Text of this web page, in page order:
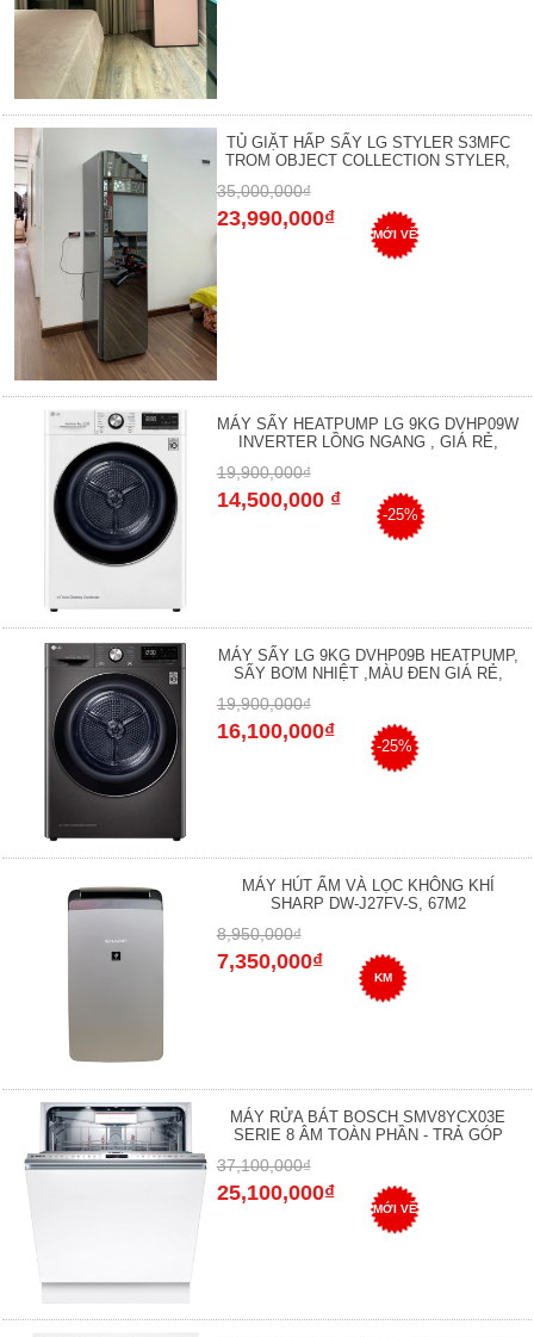
TỦ GIẶT HẤP SẤY LG STYLER S3MFC
TROM OBJECT COLLECTION STYLER,
35,000,000₫
23,990,000₫
MỚI VỀ
MÁY SẤY HEATPUMP LG 9KG DVHP09W
INVERTER LỒNG NGANG , GIÁ RẺ,
19,900,000₫
14,500,000 ₫
-25%
MÁY SẤY LG 9KG DVHP09B HEATPUMP,
SẤY BƠM NHIỆT ,MÀU ĐEN GIÁ RẺ,
19,900,000₫
16,100,000₫
-25%
MÁY HÚT ẨM VÀ LỌC KHÔNG KHÍ
SHARP DW-J27FV-S, 67M2
8,950,000₫
7,350,000₫
KM
MÁY RỬA BÁT BOSCH SMV8YCX03E
SERIE 8 ÂM TOÀN PHẦN - TRẢ GÓP
37,100,000₫
25,100,000₫
MỚI VỀ